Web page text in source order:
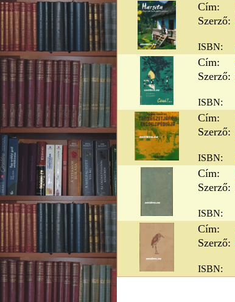
Cím:
Szerző:
ISBN:
Cím:
Szerző:
ISBN:
Cím:
Szerző:
ISBN:
Cím:
Szerző:
ISBN:
Cím:
Szerző:
ISBN: